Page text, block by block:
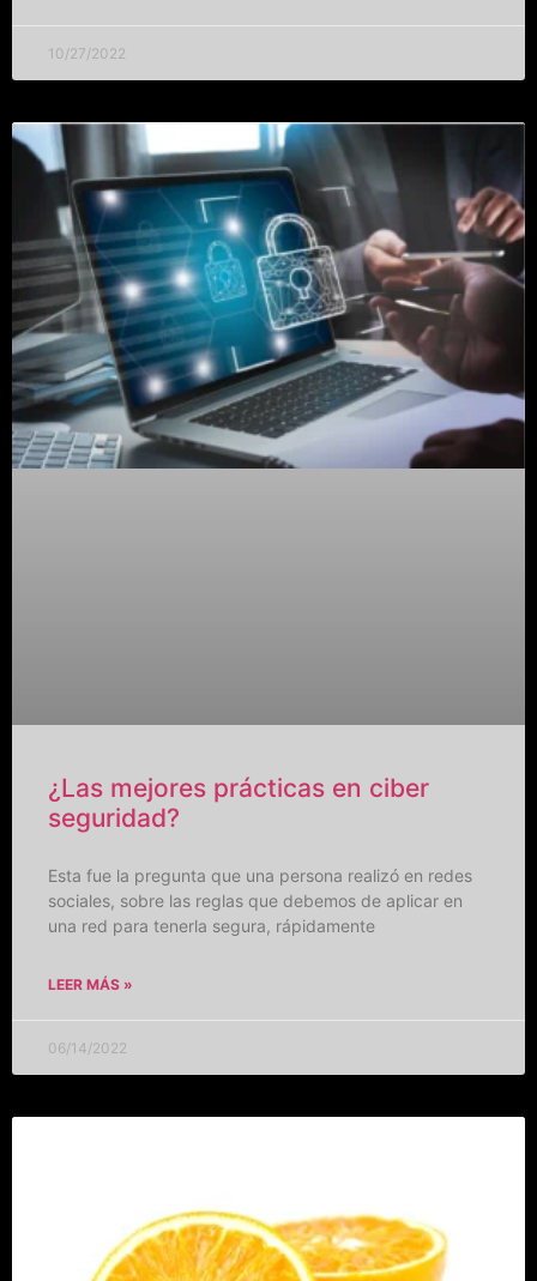
10/27/2022
¿Las mejores prácticas en ciber
seguridad?
Esta fue la pregunta que una persona realizó en redes
sociales, sobre las reglas que debemos de aplicar en
una red para tenerla segura, rápidamente
LEER MÁS »
06/14/2022